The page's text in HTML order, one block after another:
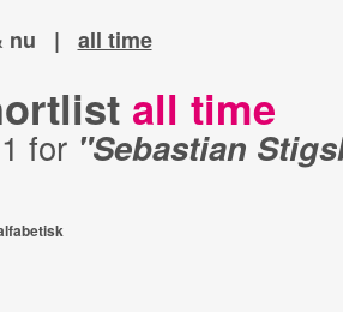
nu | all time
all time
for "Sebastian